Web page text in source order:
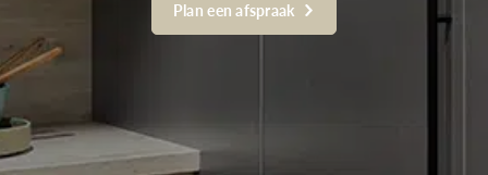
Plan een afspraak